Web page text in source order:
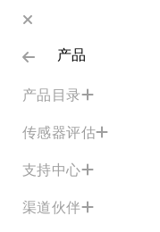
产品
产品目录
传感器评估
支持中心
渠道伙伴